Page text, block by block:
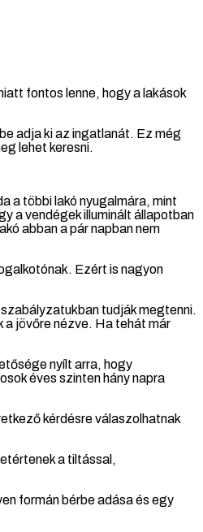
fontos lenne, hogy a lakások
adja ki az ingatlanát. Ez még
lehet keresni.
a többi lakó nyugalmára, mint
a vendégek illuminált állapotban
abban a pár napban nem
Ezért is nagyon
tudják megtenni.
a jövőre nézve. Ha tehát már
nyílt arra, hogy
éves szinten hány napra
kérdésre válaszolhatnak
a tiltással,
formán bérbe adása és egy